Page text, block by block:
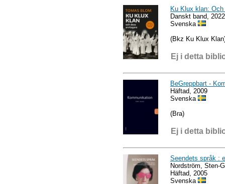
Ku Klux klan:
Danskt band, 2022
Svenska
(Bkz Ku Klux
Ej i detta
BeGreppbart -
Häftad, 2009
Svenska
(Bra)
Ej i detta
Seendets språk :
Nordström, Sten-
Häftad, 2005
Svenska